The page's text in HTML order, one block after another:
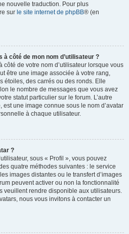
nouvelle traduction. Pour plus
sur le site internet de phpBB® (en
côté de mon nom d’utilisateur ?
côté de votre nom d’utilisateur lorsque vous
être une image associée à votre rang,
étoiles, des carrés ou des ronds. Elle
le nombre de messages que vous avez
statut particulier sur le forum. L’autre
une image connue sous le nom d’avatar
à chaque utilisateur.
?
sous « Profil », vous pouvez
quatre méthodes suivantes : le service
images distantes ou le transfert d’images
peuvent activer ou non la fonctionnalité
veuillent rendre disponible aux utilisateurs.
nous vous invitons à contacter un